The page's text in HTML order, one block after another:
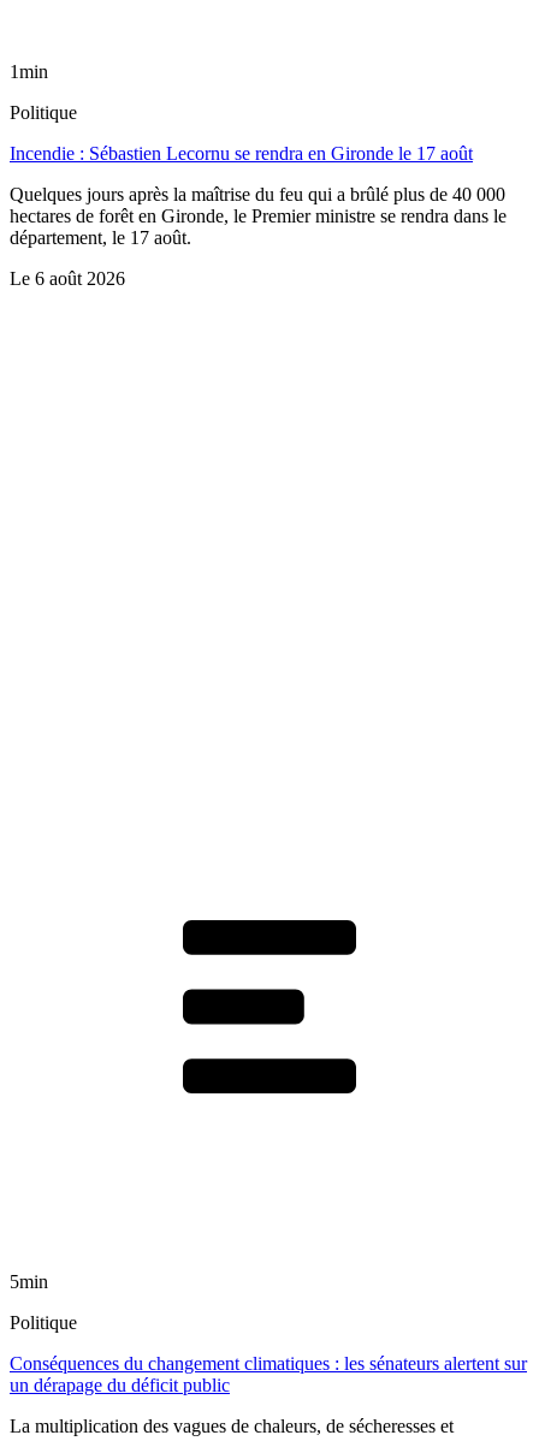
1min
Politique
Incendie : Sébastien Lecornu se rendra en Gironde le 17 août
Quelques jours après la maîtrise du feu qui a brûlé plus de 40 000
hectares de forêt en Gironde, le Premier ministre se rendra dans le
département, le 17 août.
Le 6 août 2026
5min
Politique
Conséquences du changement climatiques : les sénateurs alertent sur
un dérapage du déficit public
La multiplication des vagues de chaleurs, de sécheresses et